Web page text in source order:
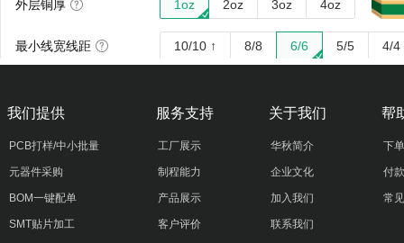
我们提供
PCB打样/中小批量
元器件采购
BOM一键配单
SMT贴片加工
服务支持
工厂展示
制程能力
产品展示
客户评价
关于我们
华秋简介
企业文化
加入我们
联系我们
帮
下
付
常